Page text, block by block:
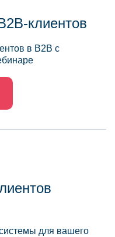
клиентов
в B2B с
для вашего